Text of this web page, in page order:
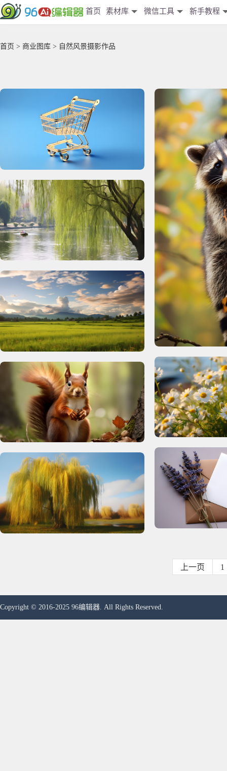
首页 素材库 微信工具 新手教程
首页 > 商业图库 > 自然风景摄影作品
上一页 1
Copyright © 2016-2025 96编辑器. All Rights Reserved.